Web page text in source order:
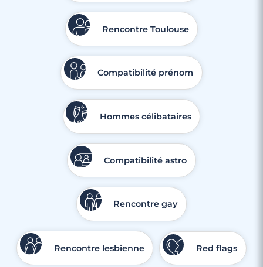
Rencontre Toulouse
Compatibilité prénom
Hommes célibataires
Compatibilité astro
Rencontre gay
Rencontre lesbienne Red flags